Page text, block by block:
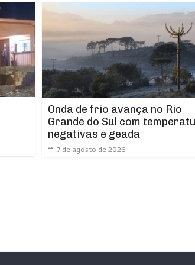
Onda de frio avança no Rio
Grande do Sul com
negativas e geada
7 de agosto de 2026